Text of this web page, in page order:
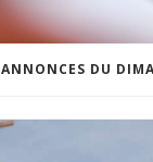
ANNONCES DU